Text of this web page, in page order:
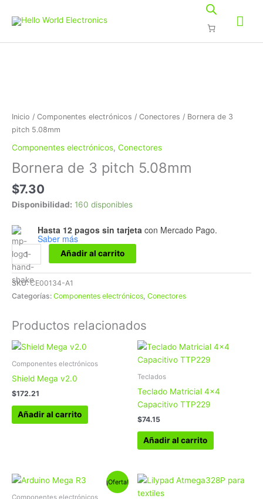
Inicio / Componentes electrónicos / Conectores / Bornera de 3
pitch 5.08mm
Componentes electrónicos, Conectores
Bornera de 3 pitch 5.08mm
$7.30
Disponibilidad: 160 disponibles
Hasta 12 pagos sin tarjeta con Mercado Pago.
Saber más
cantidad
Añadir al carrito
SKU:CE00134-A1
Categorías: Componentes electrónicos, Conectores
Productos relacionados
Componentes electrónicos
Shield Mega v2.0
$172.21
Añadir al carrito
Teclados
Teclado Matricial 4×4
Capacitivo TTP229
$74.15
Añadir al carrito
¡Oferta!
Componentes electrónicos
El
original
El
actual